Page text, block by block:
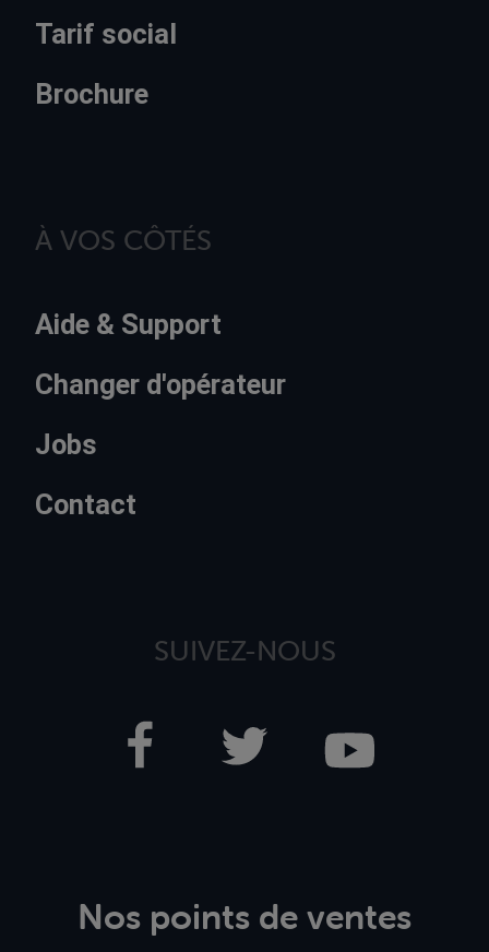
Tarif social
Brochure
À VOS CÔTÉS
Aide & Support
Changer d'opérateur
Jobs
Contact
SUIVEZ-NOUS
Nos points de ventes